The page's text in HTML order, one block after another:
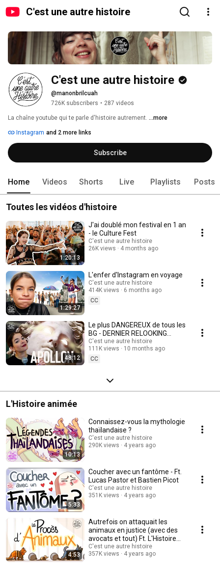
C'est une autre histoire
C'est une autre histoire
@manonbrilcuah
726K subscribers • 287 videos
La chaîne youtube qui te parle d'histoire autrement. ...more
Instagram and 2 more links
Subscribe
Home Videos Shorts Live Playlists Posts
Toutes les vidéos d'histoire
1:20:13
J'ai doublé mon festival en 1 an
- le Culture Fest
C'est une autre histoire
26K views
4 months ago
1:29:27
L'enfer d'Instagram en voyage
C'est une autre histoire
414K views
6 months ago
CC
48:12
Le plus DANGEREUX de tous les
BG - DERNIER RELOOKING
MYTHOLOGIQUE EVER
C'est une autre histoire
111K views
10 months ago
CC
L'Histoire animée
10:13
Connaissez-vous la mythologie
thaïlandaise ?
C'est une autre histoire
290K views
4 years ago
5:33
Coucher avec un fantôme - Ft.
Lucas Pastor et Bastien Picot
C'est une autre histoire
351K views
4 years ago
4:53
Autrefois on attaquait les
animaux en justice (avec des
avocats et tout) Ft. L'Histoire
nous le dira
C'est une autre histoire
357K views
4 years ago